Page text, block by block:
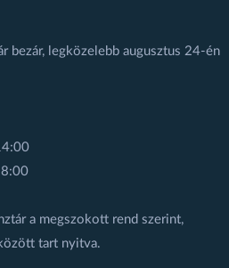
bezár, legközelebb augusztus 24-én
a megszokott rend szerint,
tart nyitva.